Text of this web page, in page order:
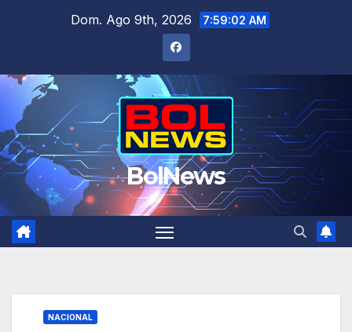
Dom. Ago 9th, 2026 7:59:03 AM
BolNews
NACIONAL